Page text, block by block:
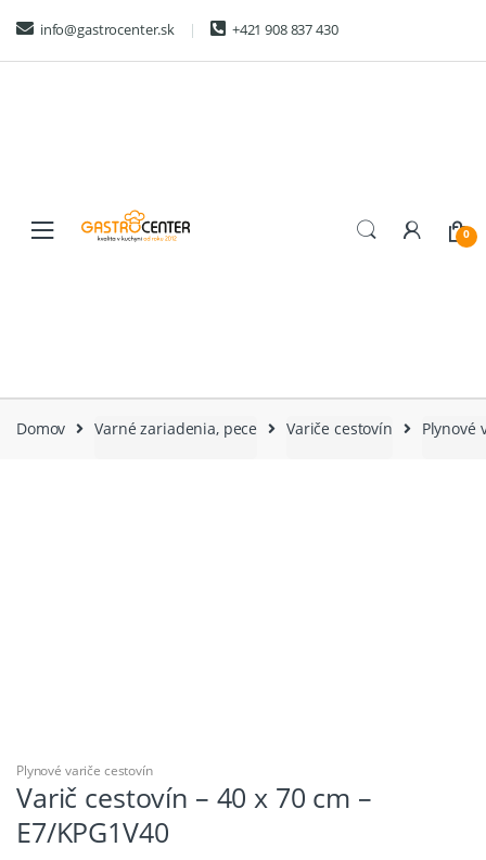
navigation
content
info@gastrocenter.sk +421 908 837 430
0
Domov Varné zariadenia, pece Variče cestovín Plynové
Plynové variče cestovín
Varič cestovín – 40 x 70 cm –
E7/KPG1V40